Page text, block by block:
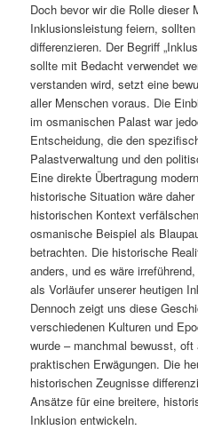
Doch bevor wir die Rolle dieser
Inklusionsleistung feiern,
differenzieren. Der Begriff
sollte mit Bedacht verwendet
verstanden wird, setzt eine
aller Menschen voraus. Die
im osmanischen Palast war
Entscheidung, die den
Palastverwaltung und den
Eine direkte Übertragung
historische Situation wäre
historischen Kontext
osmanische Beispiel als
betrachten. Die historische
anders, und es wäre
als Vorläufer unserer heutigen
Dennoch zeigt uns diese
verschiedenen Kulturen und
wurde – manchmal bewusst,
praktischen Erwägungen. Die
historischen Zeugnisse
Ansätze für eine breitere,
Inklusion entwickeln.